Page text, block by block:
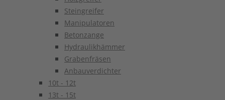
Steingreifer
Manipulatoren
Betonzange
Hydraulikhämmer
Grabenfräsen
Anbauverdichter
10t - 12t
13t - 15t